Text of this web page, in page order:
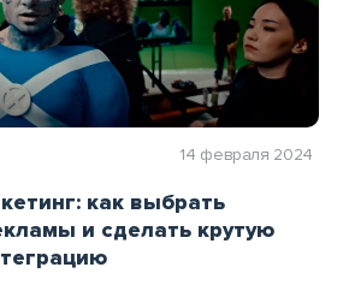
14 февраля 2024
как выбрать
и сделать крутую